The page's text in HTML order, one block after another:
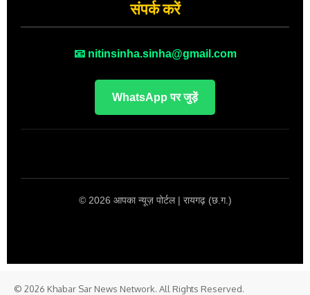
संपर्क करें
📧 nitinsinha.sinha@gmail.com
WhatsApp पर जुड़ें
© 2026 आपका न्यूज़ पोर्टल | रायगढ़ (छ.ग.)
© 2026 Khabar Sar News Network. All Rights Reserved.